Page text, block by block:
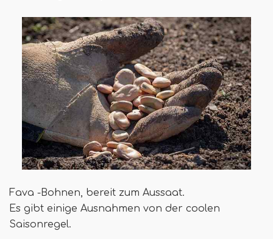
Fava -Bohnen, bereit zum Aussaat.
Es gibt einige Ausnahmen von der coolen
Saisonregel.